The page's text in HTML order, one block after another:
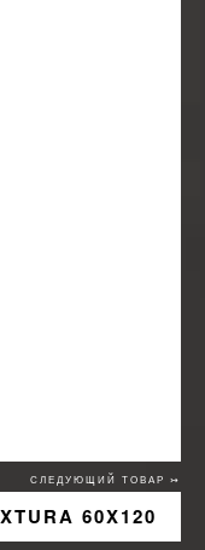
СЛЕДУЮЩИЙ ТОВАР ↣
60X120